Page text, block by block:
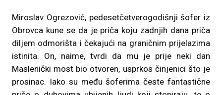
Miroslav Ogrezović, pedesetčetverogodišnji šofer iz
Obrovca kune se da je priča koju zadnjih dana priča
diljem odmorišta i čekajući na graničnim prijelazima
istinita. On, naime, tvrdi da mu je prije neki dan
Maslenički most bio otvoren, usprkos činjenici što je
prosinac. Iako su među šoferima česte fantastične